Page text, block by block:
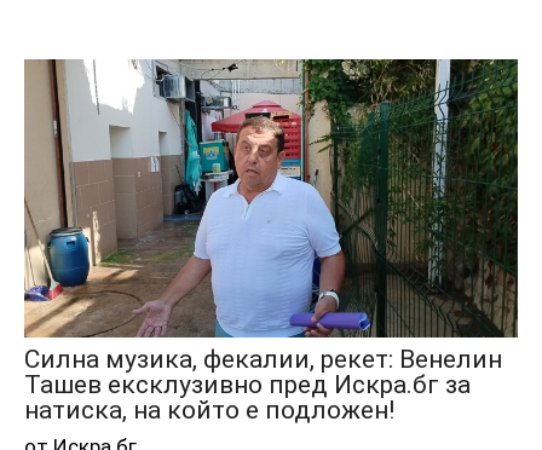
Силна музика, фекалии, рекет: Венелин
Ташев ексклузивно пред Искра.бг за
натиска, на който е подложен!